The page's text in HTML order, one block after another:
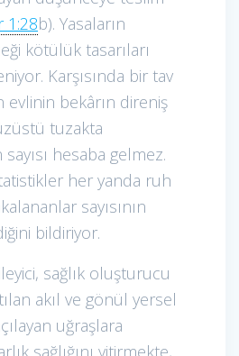
1:28b). Yasaların
kötülük tasarıları
Karşısında bir tav
evlinin bekârın direniş
tuzakta
hesaba gelmez.
her yanda ruh
sayısının
bildiriyor.
sağlık oluşturucu
akıl ve gönül yersel
uğraşlara
sağlığını yitirmekte,